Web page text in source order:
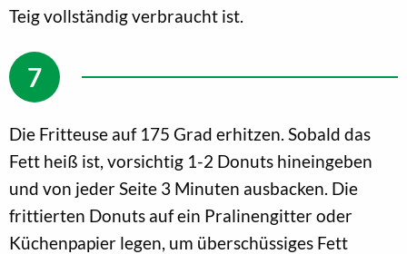
Teig vollständig verbraucht ist.
Die Fritteuse auf 175 Grad erhitzen. Sobald das
Fett heiß ist, vorsichtig 1-2 Donuts hineingeben
und von jeder Seite 3 Minuten ausbacken. Die
frittierten Donuts auf ein Pralinengitter oder
Küchenpapier legen, um überschüssiges Fett